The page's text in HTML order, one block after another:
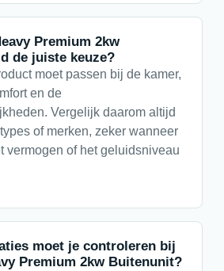
Premium 2kw
de juiste keuze?
moet passen bij de kamer,
en de
Vergelijk daarom altijd
of merken, zeker wanneer
vermogen of het geluidsniveau
moet je controleren bij
Premium 2kw Buitenunit?